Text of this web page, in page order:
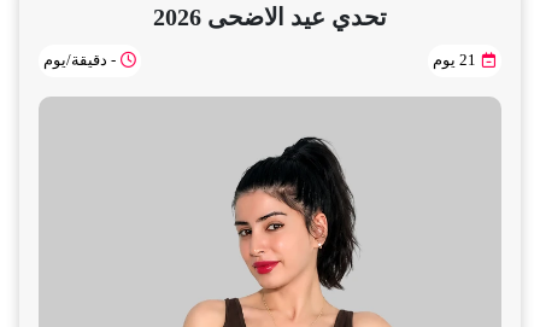
تحدي عيد الاضحى 2026
21 يوم - دقيقة/يوم